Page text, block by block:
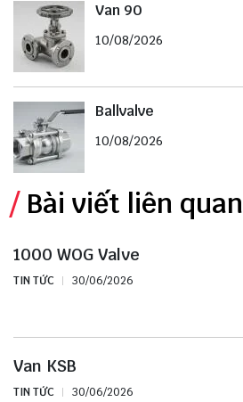
Van 90
10/08/2026
Ballvalve
10/08/2026
Bài viết liên quan
1000 WOG Valve
TIN TỨC 30/06/2026
Van KSB
TIN TỨC 30/06/2026